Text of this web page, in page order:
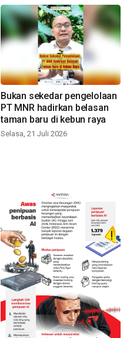
Bukan sekedar pengelolaan
PT MNR hadirkan belasan
taman baru di kebun raya
Selasa, 21 Juli 2026